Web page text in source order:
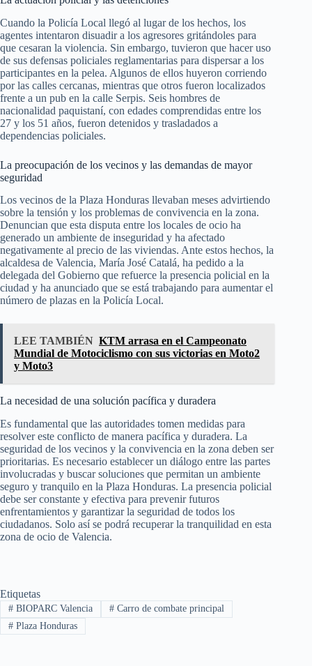
Cuando la Policía Local llegó al lugar de los hechos, los
agentes intentaron disuadir a los agresores gritándoles para
que cesaran la violencia. Sin embargo, tuvieron que hacer uso
de sus defensas policiales reglamentarias para dispersar a los
participantes en la pelea. Algunos de ellos huyeron corriendo
por las calles cercanas, mientras que otros fueron localizados
frente a un pub en la calle Serpis. Seis hombres de
nacionalidad paquistaní, con edades comprendidas entre los
27 y los 51 años, fueron detenidos y trasladados a
dependencias policiales.
La preocupación de los vecinos y las demandas de mayor
seguridad
Los vecinos de la Plaza Honduras llevaban meses advirtiendo
sobre la tensión y los problemas de convivencia en la zona.
Denuncian que esta disputa entre los locales de ocio ha
generado un ambiente de inseguridad y ha afectado
negativamente al precio de las viviendas. Ante estos hechos, la
alcaldesa de Valencia, María José Catalá, ha pedido a la
delegada del Gobierno que refuerce la presencia policial en la
ciudad y ha anunciado que se está trabajando para aumentar el
número de plazas en la Policía Local.
LEE TAMBIÉN KTM arrasa en el Campeonato
Mundial de Motociclismo con sus victorias en Moto2
y Moto3
La necesidad de una solución pacífica y duradera
Es fundamental que las autoridades tomen medidas para
resolver este conflicto de manera pacífica y duradera. La
seguridad de los vecinos y la convivencia en la zona deben ser
prioritarias. Es necesario establecer un diálogo entre las partes
involucradas y buscar soluciones que permitan un ambiente
seguro y tranquilo en la Plaza Honduras. La presencia policial
debe ser constante y efectiva para prevenir futuros
enfrentamientos y garantizar la seguridad de todos los
ciudadanos. Solo así se podrá recuperar la tranquilidad en esta
zona de ocio de Valencia.
Etiquetas
#BIOPARC Valencia #Carro de combate principal
#Plaza Honduras